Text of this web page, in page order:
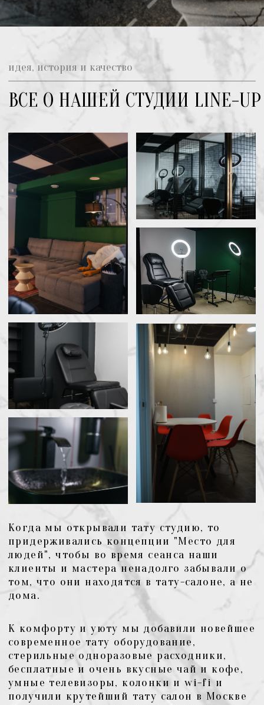
ПЕРЕЙТИ В
ПОРТФОЛИО
Когда мы открывали тату студию, то
придерживались концепции "Место для
людей", чтобы во время сеанса наши
клиенты и мастера ненадолго забывали о
том, что они находятся в тату-салоне, а не
дома.
К комфорту и уюту мы добавили новейшее
современное тату оборудование,
стерильные одноразовые расходники,
бесплатные и очень вкусные чай и кофе,
умные телевизоры, колонки и wi-fi и
получили крутейший тату салон в Москве
со своими фишками и изюминками.
Поэтому у нас в студии ты не только
сможешь сделать классную татуировку, но
и приятно провести время.
Кстати, что, мы считаем, очень важно,
эскиз татуировки и консультацию мы
предоставляем в подарок, чтобы ты мог
точно определиться, чего именно хочешь.
ЗАПИСАТЬСЯ
В нашей студии собраны только
опытные мастера, каждый из
которых работает в своем стиле и
технике.
ПОРТФОЛИО НАШИХ РАБОТ
от эскиза идеи, до воплощения